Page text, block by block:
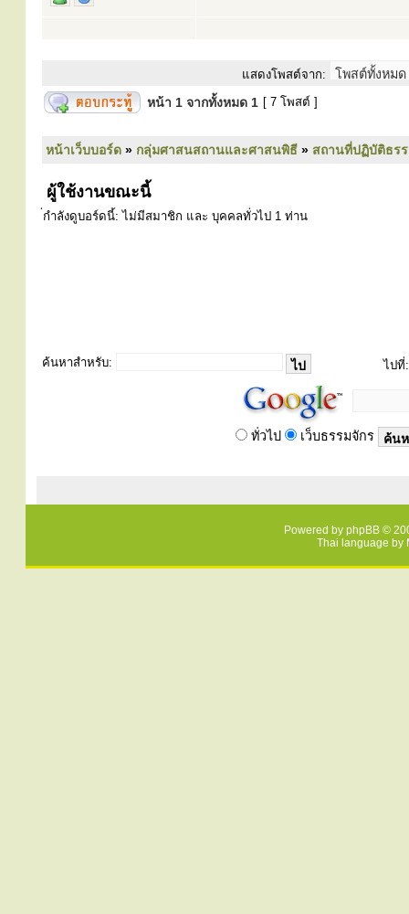
แสดงโพสต์จาก:
หน้า 1 จากทั้งหมด 1 [ 7 โพสต์ ]
หน้าเว็บบอร์ด » กลุ่มศาสนสถานและศาสนพิธี » สถานที่ปฏิบัติธร
ผู้ใช้งานขณะนี้
่กำลังดูบอร์ดนี้: ไม่มีสมาชิก และ บุคคลทั่วไป 1 ท่าน
ค้นหาสำหรับ: ไปที่:
ทั่วไป เว็บธรรมจักร
Powered by phpBB ©
Thai language by